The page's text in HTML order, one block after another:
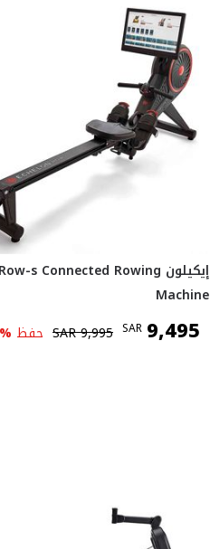
إيكيلون Row-s Connected Rowing
Machine
SAR 9,495
SAR9,995 حفظ %